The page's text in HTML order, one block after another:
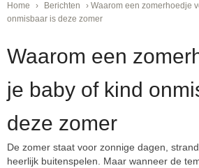
Home › Berichten
› Waarom een zomerhoedje
onmisbaar is deze zomer
Waarom een
je baby of kind
deze zomer
De zomer staat voor zonnige dagen,
heerlijk buitenspelen. Maar wanneer de